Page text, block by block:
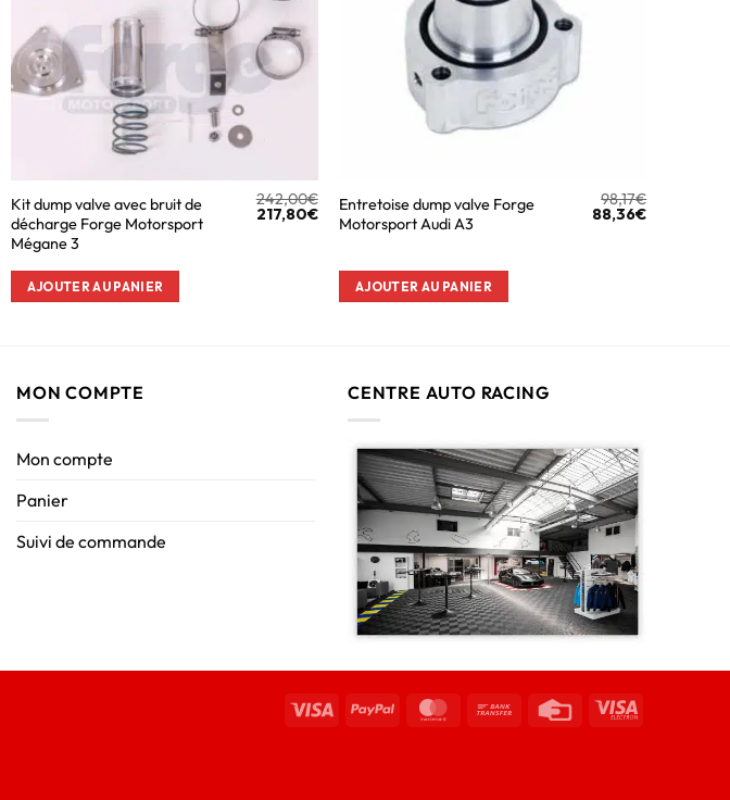
Kit dump valve avec bruit de
décharge Forge Motorsport
Mégane 3
242,00€
217,80€
AJOUTER AU PANIER
Entretoise dump valve Forge
Motorsport Audi A3
98,17€
88,36€
AJOUTER AU PANIER
MON COMPTE
Mon compte
Panier
Suivi de commande
CENTRE AUTO RACING